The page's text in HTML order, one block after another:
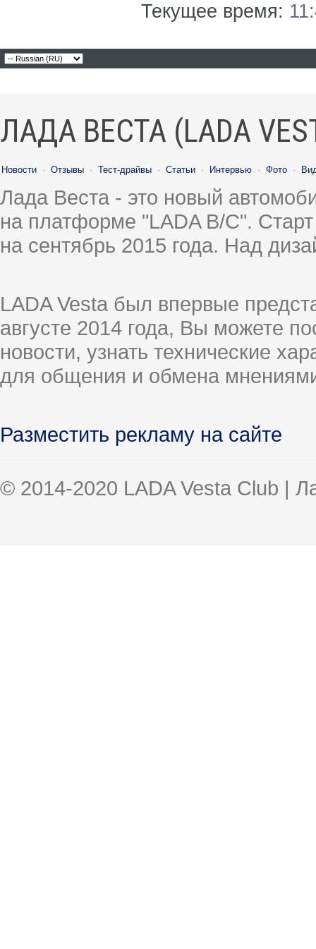
Текущее время:
ЛАДА ВЕСТА (LADA
Новости · Отзывы · Тест-драйвы · Статьи · Интервью · Фото ·
Лада Веста - это новый
на платформе "LADA B/C".
на сентябрь 2015 года. Над
LADA Vesta был впервые
августе 2014 года, Вы можете
новости, узнать технические
для общения и обмена
Разместить рекламу на сайте
© 2014-2020 LADA Vesta Club |